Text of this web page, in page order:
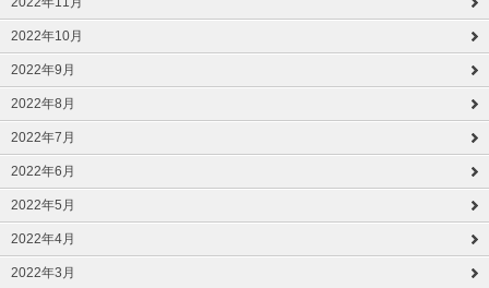
2022年10月
2022年9月
2022年8月
2022年7月
2022年6月
2022年5月
2022年4月
2022年3月